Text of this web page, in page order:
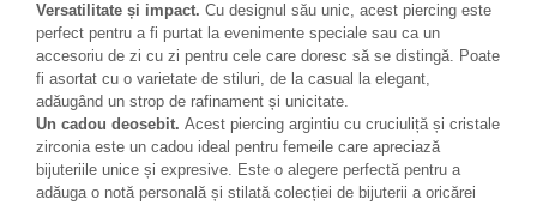
Versatilitate și impact. Cu designul său unic, acest piercing este
perfect pentru a fi purtat la evenimente speciale sau ca un
accesoriu de zi cu zi pentru cele care doresc să se distingă. Poate
fi asortat cu o varietate de stiluri, de la casual la elegant,
adăugând un strop de rafinament și unicitate.
Un cadou deosebit. Acest piercing argintiu cu cruciuliță și cristale
zirconia este un cadou ideal pentru femeile care apreciază
bijuteriile unice și expresive. Este o alegere perfectă pentru a
adăuga o notă personală și stilată colecției de bijuterii a oricărei